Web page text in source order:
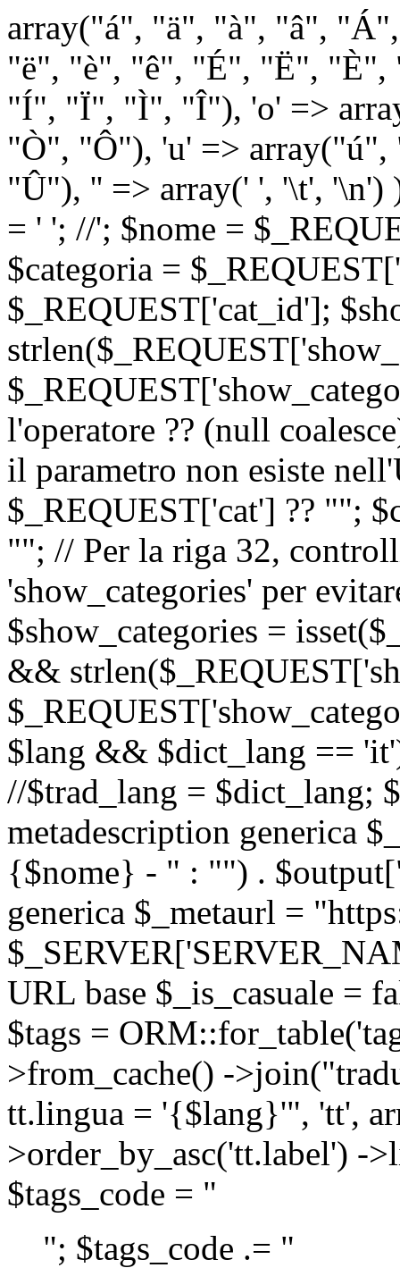
array("á", "ä", "à", "â",
"ë", "è", "ê", "É", "Ë",
"Í", "Ï", "Ì", "Î"), 'o' =>
"Ò", "Ô"), 'u' =>
"Û"), '' => array(' ', '\t',
= ' '; //'; $nome =
$categoria =
$_REQUEST['cat_id'];
l'operatore ?? (null
il parametro non esiste
$_REQUEST['cat'] ?? "";
""; // Per la riga 32,
'show_categories' per
$show_categories =
&&
$lang && $dict_lang ==
//$trad_lang = $dict_lang;
metadescription generica
{$nome} - " : "") .
generica $_metaurl =
URL base $_is_casuale =
$tags =
>from_cache() -
tt.lingua = '{$lang}'", 'tt',
>order_by_asc('tt.label') -
$tags_code = "
"; $tags_code .= "